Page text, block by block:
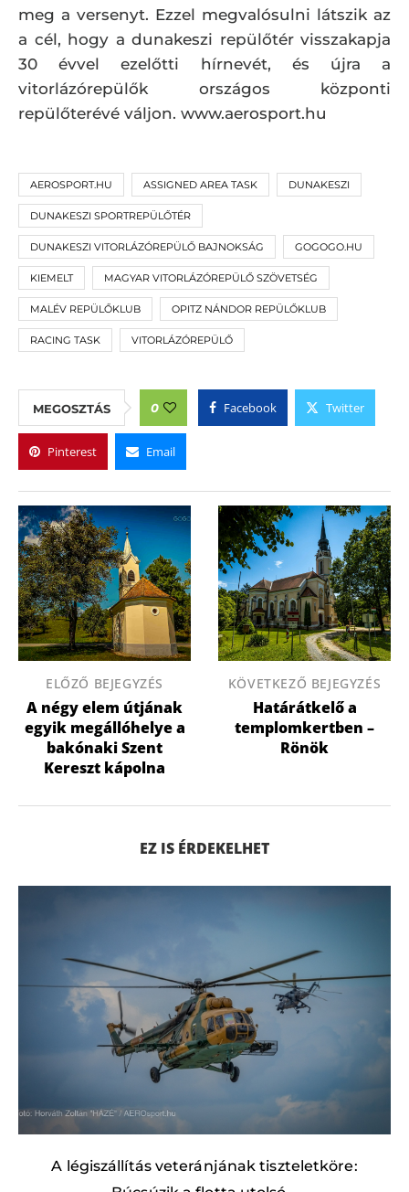
meg a versenyt. Ezzel megvalósulni látszik az
a cél, hogy a dunakeszi repülőtér visszakapja
30 évvel ezelőtti hírnevét, és újra a
vitorlázórepülők országos központi
repülőterévé váljon. www.aerosport.hu
AEROSPORT.HU ASSIGNED AREA TASK DUNAKESZI
DUNAKESZI SPORTREPÜLŐTÉR
DUNAKESZI VITORLÁZÓREPÜLŐ BAJNOKSÁG GOGOGO.HU
KIEMELT MAGYAR VITORLÁZÓREPÜLŐ SZÖVETSÉG
MALÉV REPÜLŐKLUB OPITZ NÁNDOR REPÜLŐKLUB
RACING TASK VITORLÁZÓREPÜLŐ
MEGOSZTÁS 0 Facebook Twitter
Pinterest Email
ELŐZŐ BEJEGYZÉS
A négy elem útjának
egyik megállóhelye a
bakónaki Szent
Kereszt kápolna
KÖVETKEZŐ BEJEGYZÉS
Határátkelő a
templomkertben –
Rönök
EZ IS ÉRDEKELHET
A légiszállítás veteránjának tiszteletköre: